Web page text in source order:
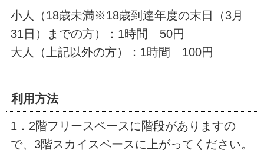
小人（18歳未満※18歳到達年度の末日（3月
31日）までの方）：1時間 50円
大人（上記以外の方）：1時間 100円
利用方法
1．2階フリースペースに階段がありますの
で、3階スカイスペースに上がってください。